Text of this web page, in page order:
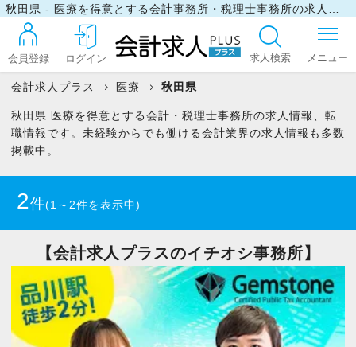
会員登録 ログイン 求人検索
ログイン
マイリスト
お問い合わせ
会計求人プラス 医療 秋田県
秋田県 医療を得意とする会計・税理士事務所の求人情報、転
職情報です。未経験からでも働ける会計業界の求人情報も多数
掲載中。
2件(1～2件を表示中)
【会計求人プラスのイチオシ事務所】